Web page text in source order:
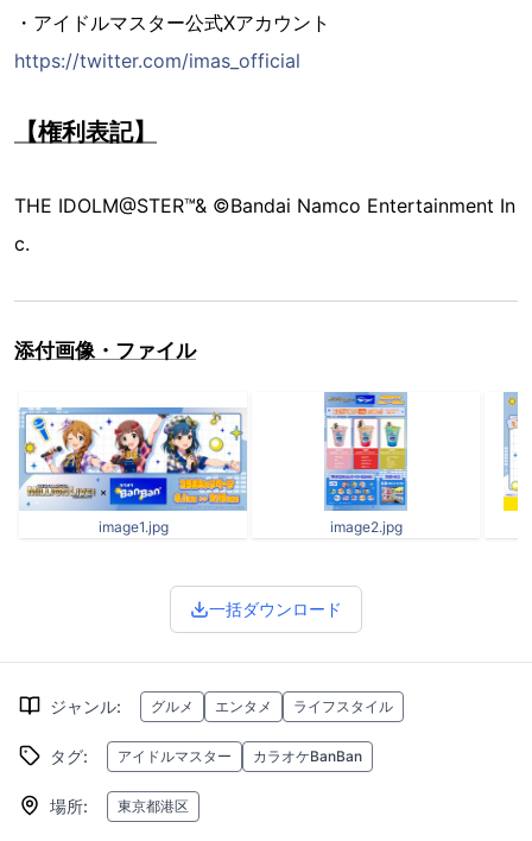
・アイドルマスター公式Xアカウント
https://twitter.com/imas_official
【権利表記】
THE IDOLM@STER™& ©Bandai Namco Entertainment In
c.
添付画像・ファイル
image1.jpg image2.jpg
一括ダウンロード
ジャンル: グルメ エンタメ ライフスタイル
タグ: アイドルマスター カラオケBanBan
場所: 東京都港区